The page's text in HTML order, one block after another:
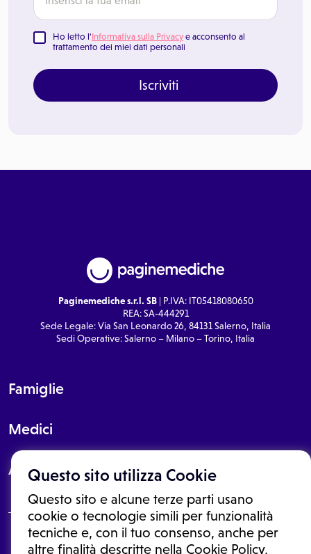
Questo sito utilizza Cookie
Questo sito e alcune terze parti usano
cookie o tecnologie simili per funzionalità
tecniche e, con il tuo consenso, anche per
altre finalità descritte nella Cookie Policy,
Ho letto l'Informativa sulla Privacy e acconsento al
trattamento dei miei dati personali
Iscriviti
Paginemediche s.r.l. SB| P.IVA: IT05418080650
REA: SA-444291
Sede Legale: Via San Leonardo 26, 84131 Salerno, Italia
Sedi Operative: Salerno – Milano – Torino, Italia
Famiglie
Medici
About
Le informazioni proposte in questo sito non sono un consulto medico.